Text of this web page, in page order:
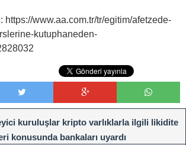
https://www.aa.com.tr/tr/egitim/afetzede-
kutuphaneden-
kuruluşlar kripto varlıklarla ilgili likidite
konusunda bankaları uyardı